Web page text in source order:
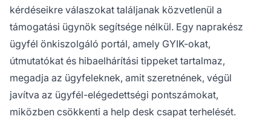
kérdéseikre válaszokat találjanak közvetlenül a
támogatási ügynök segítsége nélkül. Egy naprakész
ügyfél önkiszolgáló portál, amely GYIK-okat,
útmutatókat és hibaelhárítási tippeket tartalmaz,
megadja az ügyfeleknek, amit szeretnének, végül
javítva az ügyfél-elégedettségi pontszámokat,
miközben csökkenti a help desk csapat terhelését.